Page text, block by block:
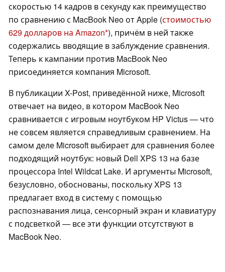
скоростью 14 кадров в секунду как преимущество
по сравнению с MacBook Neo от Apple (стоимостью
629 долларов на Amazon ), причём в ней также
содержались вводящие в заблуждение сравнения.
Теперь к кампании против MacBook Neo
присоединяется компания Microsoft.
В публикации X-Post, приведённой ниже, Microsoft
отвечает на видео, в котором MacBook Neo
сравнивается с игровым ноутбуком HP Victus — что
не совсем является справедливым сравнением. На
самом деле Microsoft выбирает для сравнения более
подходящий ноутбук: новый Dell XPS 13 на базе
процессора Intel Wildcat Lake. И аргументы Microsoft,
безусловно, обоснованы, поскольку XPS 13
предлагает вход в систему с помощью
распознавания лица, сенсорный экран и клавиатуру
с подсветкой — все эти функции отсутствуют в
MacBook Neo.